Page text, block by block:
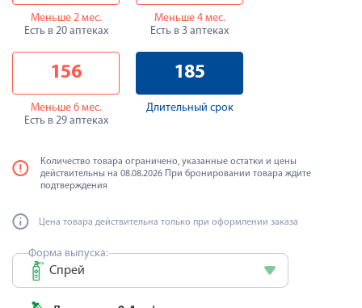
Меньше 2 мес.
Есть в 20 аптеках
Меньше 4 мес.
Есть в 3 аптеках
156
Меньше 6 мес.
Есть в 29 аптеках
185
Длительный срок
Количество товара ограничено, указанные остатки и цены
действительны на 08.08.2026 При бронировании товара ждите
подтверждения
Цена товара действительна только при оформлении заказа
Форма выпуска:
Спрей